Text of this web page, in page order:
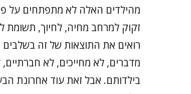
מהילדים האלה לא מתפתחים על
זקוק למרחב מחיה, לחיוך, תשומת
רואים את התוצאות של זה בשלבים
מדברים, לא מחייכים, לא
בילדותם. אבל זאת עוד אחרונת